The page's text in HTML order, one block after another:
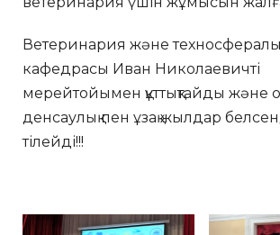
Ветеринария және техносфералық
кафедрасы Иван Николаевичті
мерейтойымен құттықтайды және
денсаулық пен ұзақ жылдар
тілейді!!!